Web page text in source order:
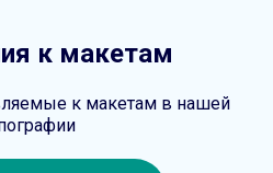
к макетам
к макетам в нашей